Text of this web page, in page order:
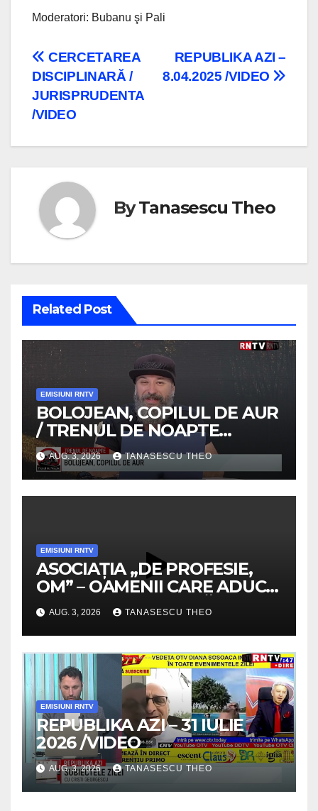
Moderatori: Bubanu şi Pali
Navigare
în
articole
REPUBLIKA AZI –
8.04.2025 /VIDEO
CERCETAREA
DISCIPLINARĂ /
JURISPRUDENTA
/VIDEO
ByTanasescu Theo
Related Post
EMISIUNI RNTV
BOLOJEAN, COPILUL DE AUR
/ TRENUL DE NOAPTE
/VIDEO
AUG. 3, 2026 TANASESCU THEO
EMISIUNI RNTV
ASOCIAȚIA „DE PROFESIE,
OM” – OAMENII CARE ADUC
VALOARE COMUNITĂȚII /
SECRETELE SUCCESULUI
/VIDEO
AUG. 3, 2026 TANASESCU THEO
EMISIUNI RNTV
REPUBLIKA AZI – 31 IULIE
2026 /VIDEO
AUG. 3, 2026 TANASESCU THEO